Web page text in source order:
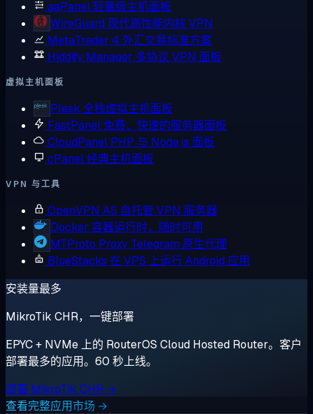
aaPanel轻量级主机面板
WireGuard 现代高性能内核 VPN
MetaTrader 4 外汇交易标准方案
Hiddify Manager 多协议 VPN 面板
虚拟主机面板
Plesk 全栈虚拟主机面板
FastPanel 免费、快速的服务器面板
CloudPanel PHP 与 Node.js 面板
cPanel经典主机面板
VPN 与工具
OpenVPN AS 自托管 VPN 服务器
Docker 容器运行时，随时可用
MTProto Proxy Telegram 原生代理
BlueStacks 在 VPS 上运行 Android 应用
安装量最多
MikroTik CHR，一键部署
EPYC + NVMe 上的 RouterOS Cloud Hosted Router。客户
部署最多的应用。60 秒上线。
部署 MikroTik CHR →
查看完整应用市场 →